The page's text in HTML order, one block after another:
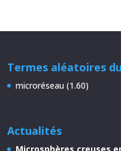
Termes aléatoires
microréseau (1.60)
Actualités